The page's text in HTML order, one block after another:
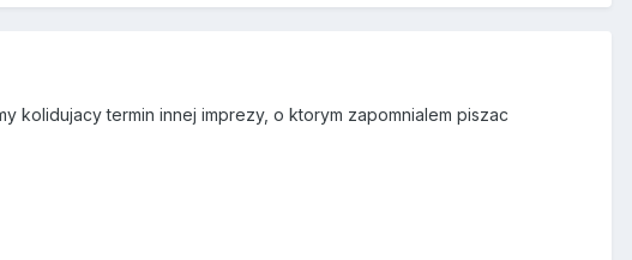
kolidujacy termin innej imprezy, o ktorym zapomnialem piszac